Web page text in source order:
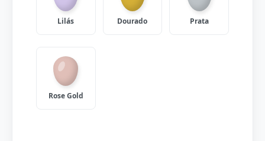
Lilás Dourado Prata
Rose Gold